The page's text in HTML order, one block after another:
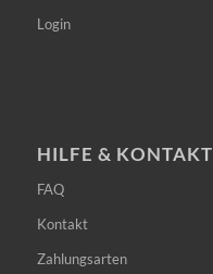
Login
HILFE & KONTAKT
FAQ
Kontakt
Zahlungsarten